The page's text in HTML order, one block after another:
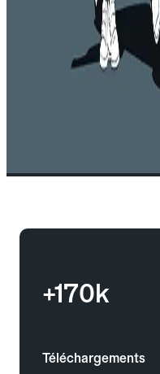
+170k
Téléchargements